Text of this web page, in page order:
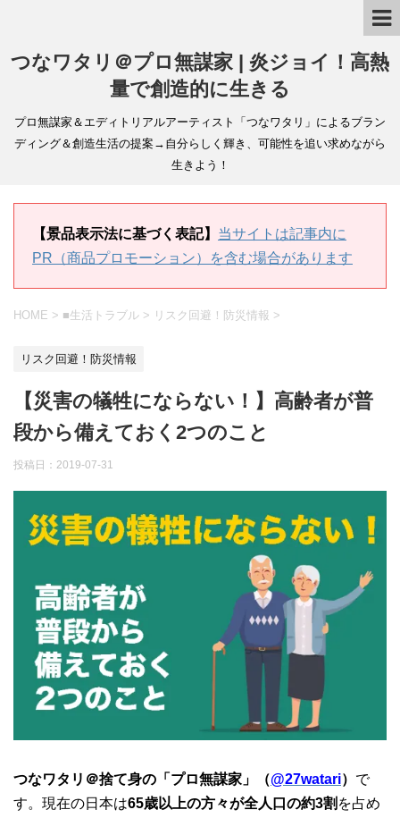
つなワタリ＠プロ無謀家 | 炎ジョイ！高熱
量で創造的に生きる
プロ無謀家＆エディトリアルアーティスト「つなワタリ」によるブラン
ディング＆創造生活の提案→自分らしく輝き、可能性を追い求めながら
生きよう！
【景品表示法に基づく表記】 当サイトは記事内に
PR（商品プロモーション）を含む場合があります
HOME > ■生活トラブル > リスク回避！防災情報 >
リスク回避！防災情報
【災害の犠牲にならない！】高齢者が普
段から備えておく2つのこと
投稿日： 2019-07-31
つなワタリ＠捨て身の「プロ無謀家」（@27watari） で
す。現在の日本は65歳以上の方々が全人口の約3割 を占め